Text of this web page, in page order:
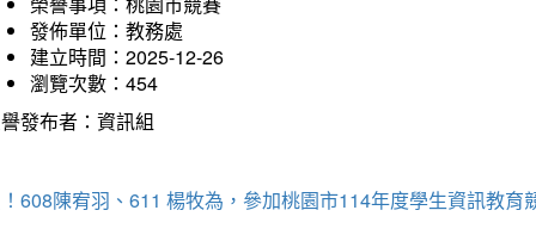
發佈單位：教務處
建立時間：2025-12-26
瀏覽次數：454
發布者：資訊組
608陳宥羽、611 楊牧為，參加桃園市114年度學生資訊教育